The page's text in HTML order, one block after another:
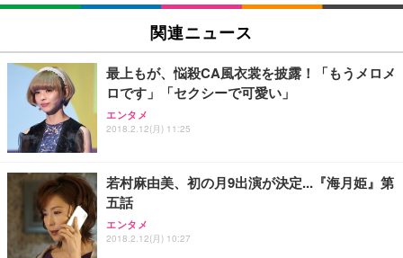
[EdoErgo] オフィスチェア 椅子 テレワーク 疲れな
い 跳ね上げ式アームレスト コンパクト 約105度ロッ
キング pc 事務椅子 360度回転 座面昇降 強化ナイロ
ン樹脂ベース 通気性メッシュ 在宅ワーク H-WY01
(黒網+黒枠+黒足)
￥5,699
SIHOO B100 オフィスチェア／デスクチェア メッシ
Sezlife オフィスチェア デスクチェア 疲れない テレ
ワーク チェア 強化バックレスト 30度ロッキング機
EIZO ビジネス向けプレミアムモニター | FlexScan
EV3240X-WT | 31.5型4K UHD・USB Type-C・ホワ
￥105,595
EIZO ビジネス向けプレミアムモニター | FlexScan
EV2740X-WT | 27.0型4K UHD・USB Type-C・ホワ
￥109,572
【純正品】27"ゲーミングモニター DualSense 充電
フック付き（CFI-ZDM1J）
Amazonベーシック ペットシーツ 薄型 レギュラー 1
回使い捨て 無香料 ホワイト 300枚
￥3,373
Amazonベーシック ペットシーツ 厚型 ワイド 42枚
ネオ・ルーライフ ネオ・オムツ L 中型犬用 26枚入
り 単品
関連ニュース
最上もが、悩殺CA風衣裳を披露！「もうメロメ
ロです」「セクシーで可愛い」
エンタメ
2018.2.12(月) 11:25
若村麻由美、初の月9出演が決定...『海月姫』第
五話
エンタメ
2018.2.12(月) 10:27